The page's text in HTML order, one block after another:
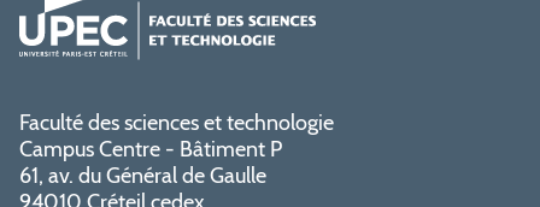
Faculté des sciences et technologie
Campus Centre - Bâtiment P
61, av. du Général de Gaulle
94010 Créteil cedex